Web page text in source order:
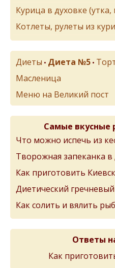
Курица в духовке (утка,
Котлеты, рулеты из
Диеты • Диета №5 •
Масленица
Меню на Великий пост
Самые вкусные
Что можно испечь из
Творожная запеканка в
Как приготовить
Диетический гречневый
Как солить и вялить
Ответы
Как